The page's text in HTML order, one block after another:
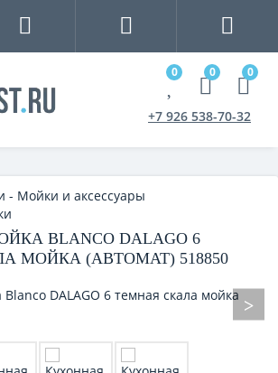
0 0 0
+7 926 538-70-32
- Мойки и аксессуары
BLANCO DALAGO 6
МОЙКА (АВТОМАТ) 518850